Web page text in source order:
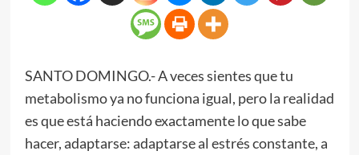
SANTO DOMINGO.- A veces sientes que tu
metabolismo ya no funciona igual, pero la realidad
es que está haciendo exactamente lo que sabe
hacer, adaptarse: adaptarse al estrés constante, a